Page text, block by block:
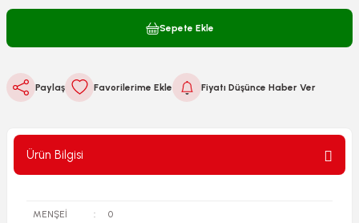
Sepete Ekle
Paylaş Fiyatı Düşünce Haber Ver
Ürün Bilgisi
MENŞEİ : 0